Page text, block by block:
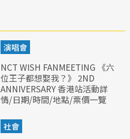
演唱會
NCT WISH FANMEETING 《六
位王子都想娶我？》 2ND
ANNIVERSARY 香港站活動詳
情/日期/時間/地點/票價一覽
社會